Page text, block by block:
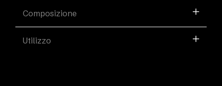
Composizione
Utilizzo